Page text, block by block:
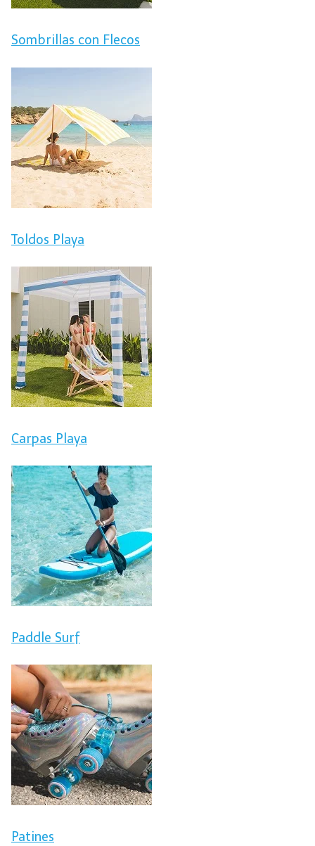
Sombrillas con Flecos
Toldos Playa
Carpas Playa
Paddle Surf
Patines